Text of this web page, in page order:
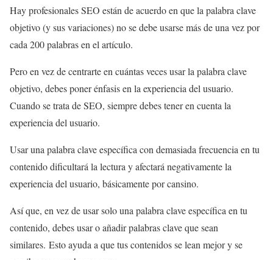
Hay profesionales SEO están de acuerdo en que la palabra clave
objetivo (y sus variaciones) no se debe usarse más de una vez por
cada 200 palabras en el artículo.
Pero en vez de centrarte en cuántas veces usar la palabra clave
objetivo, debes poner énfasis en la experiencia del usuario.
Cuando se trata de SEO, siempre debes tener en cuenta la
experiencia del usuario.
Usar una palabra clave específica con demasiada frecuencia en tu
contenido dificultará la lectura y afectará negativamente la
experiencia del usuario, básicamente por cansino.
Así que, en vez de usar solo una palabra clave específica en tu
contenido, debes usar o añadir palabras clave que sean
similares. Esto ayuda a que tus contenidos se lean mejor y se